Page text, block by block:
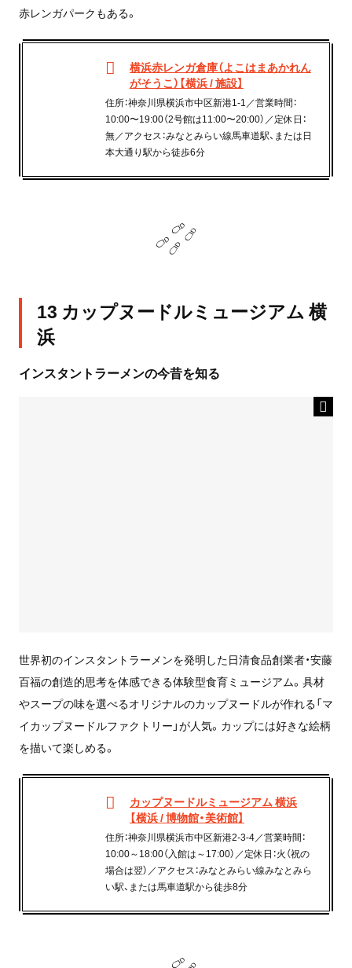
赤レンガパークもある。
横浜赤レンガ倉庫（よこはまあかれん
がそうこ）【横浜 / 施設】
住所：神奈川県横浜市中区新港1-1／営業時間：
10:00〜19:00（2号館は11:00〜20:00）／定休日：
無／アクセス：みなとみらい線馬車道駅、または日
本大通り駅から徒歩6分
13 カップヌードルミュージアム 横
浜
インスタントラーメンの今昔を知る
世界初のインスタントラーメンを発明した日清食品創業者・安藤
百福の創造的思考を体感できる体験型食育ミュージアム。具材
やスープの味を選べるオリジナルのカップヌードルが作れる「マ
イカップヌードルファクトリー」が人気。カップには好きな絵柄
を描いて楽しめる。
カップヌードルミュージアム 横浜
【横浜 / 博物館・美術館】
住所：神奈川県横浜市中区新港2-3-4／営業時間：
10:00～18:00（入館は～17:00）／定休日：火（祝の
場合は翌）／アクセス：みなとみらい線みなとみら
い駅、または馬車道駅から徒歩8分